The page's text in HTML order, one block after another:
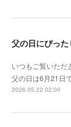
いつもご覧いただ
父の日は6月21日
2026.05.22 02:00